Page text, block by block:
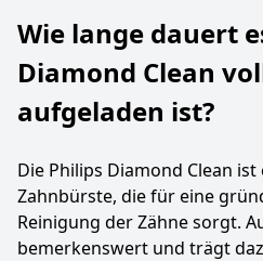
Wie lange dauert
Diamond Clean
aufgeladen ist?
Die Philips Diamond Clean
Zahnbürste, die für eine
Reinigung der Zähne sorgt.
bemerkenswert und trägt